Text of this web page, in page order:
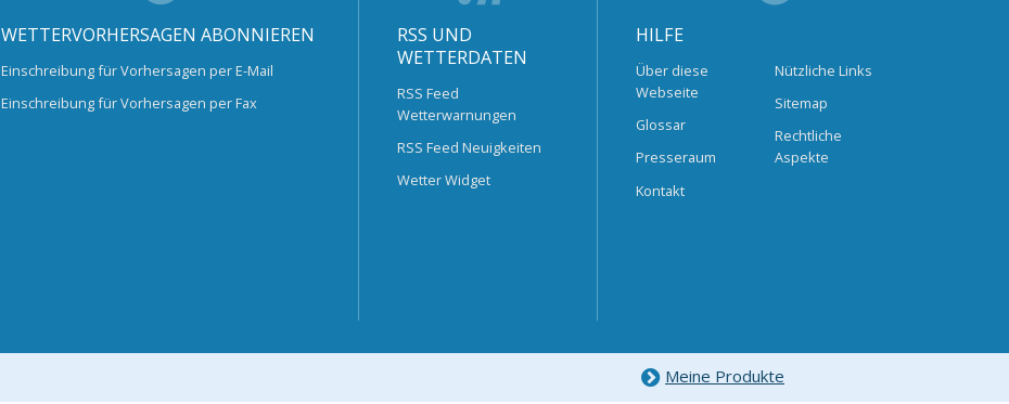
WETTERVORHERSAGEN ABONNIEREN
Einschreibung für Vorhersagen per E-Mail
Einschreibung für Vorhersagen per Fax
RSS UND
WETTERDATEN
RSS Feed
Wetterwarnungen
RSS Feed Neuigkeiten
Wetter Widget
HILFE
Über diese
Webseite
Glossar
Presseraum
Kontakt
Nützliche Links
Sitemap
Rechtliche
Aspekte
Meine Produkte